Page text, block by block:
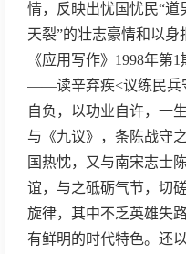
情，反映出忧国忧民“
天裂”的壮志豪情和以
《应用写作》1998年
——读辛弃疾<议练民
自负，以功业自许，一
与《九议》，条陈战守
国热忱，又与南宋志士
谊，与之砥砺气节，切
旋律，其中不乏英雄失
有鲜明的时代特色。还